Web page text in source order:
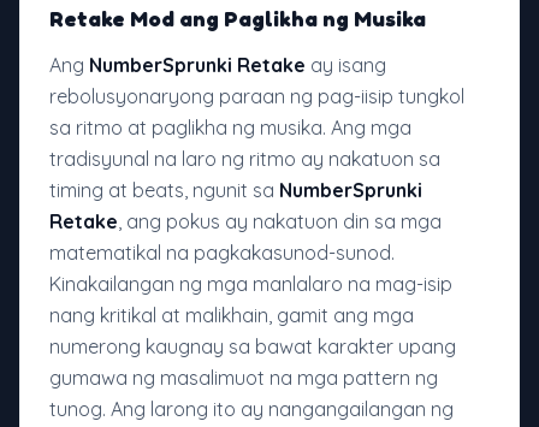
Retake Mod ang Paglikha ng Musika
Ang NumberSprunki Retake ay isang
rebolusyonaryong paraan ng pag-iisip tungkol
sa ritmo at paglikha ng musika. Ang mga
tradisyunal na laro ng ritmo ay nakatuon sa
timing at beats, ngunit sa NumberSprunki
Retake, ang pokus ay nakatuon din sa mga
matematikal na pagkakasunod-sunod.
Kinakailangan ng mga manlalaro na mag-isip
nang kritikal at malikhain, gamit ang mga
numerong kaugnay sa bawat karakter upang
gumawa ng masalimuot na mga pattern ng
tunog. Ang larong ito ay nangangailangan ng